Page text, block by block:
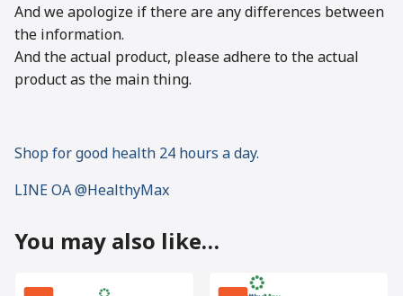
And we apologize if there are any differences between
the information.
And the actual product, please adhere to the actual
product as the main thing.
Shop for good health 24 hours a day.
LINE OA @HealthyMax
You may also like…